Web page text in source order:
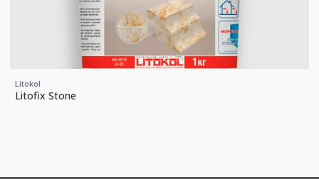
Litokol
Litofix Stone